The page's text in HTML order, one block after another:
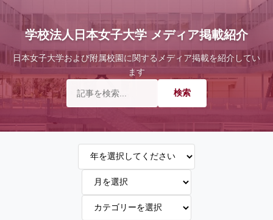
学校法人日本女子大学 メディア掲載紹介
日本女子大学および附属校園に関するメディア掲載を紹介してい
ます